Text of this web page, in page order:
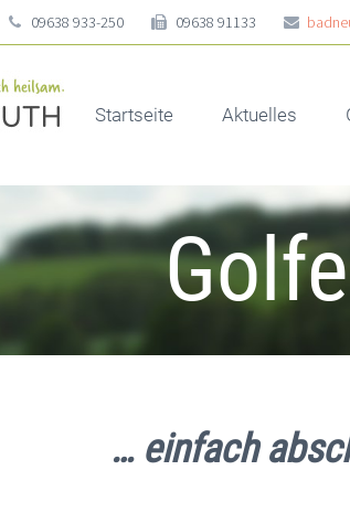
09638 933-250 09638 91133
Startseite Aktuelles
… einfach